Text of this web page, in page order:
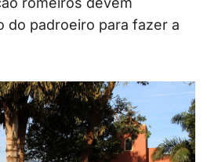
do padroeiro para fazer a